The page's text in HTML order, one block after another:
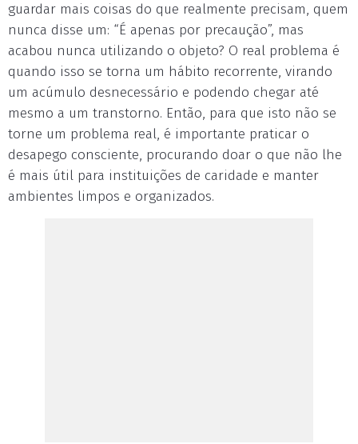
guardar mais coisas do que realmente precisam, quem
nunca disse um: “É apenas por precaução”, mas
acabou nunca utilizando o objeto? O real problema é
quando isso se torna um hábito recorrente, virando
um acúmulo desnecessário e podendo chegar até
mesmo a um transtorno. Então, para que isto não se
torne um problema real, é importante praticar o
desapego consciente, procurando doar o que não lhe
é mais útil para instituições de caridade e manter
ambientes limpos e organizados.